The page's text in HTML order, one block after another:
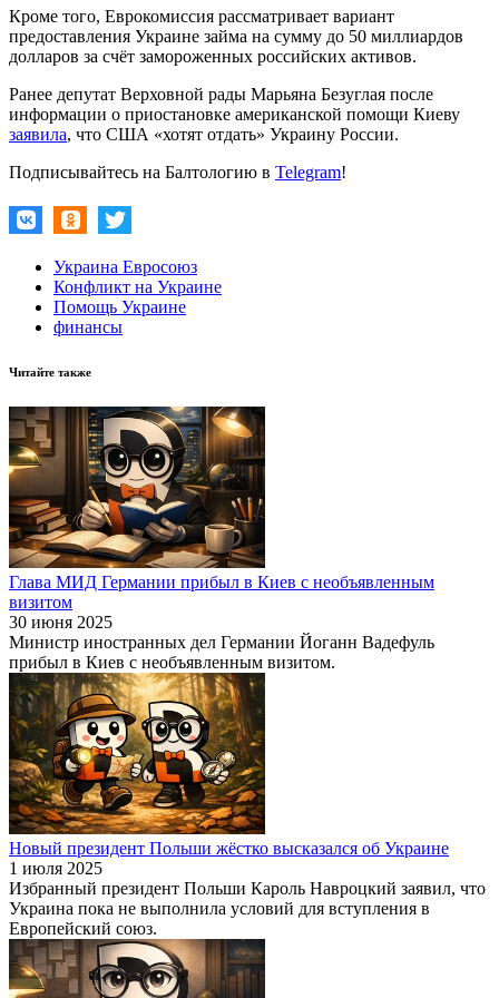
Кроме того, Еврокомиссия рассматривает вариант
предоставления Украине займа на сумму до 50 миллиардов
долларов за счёт замороженных российских активов.
Ранее депутат Верховной рады Марьяна Безуглая после
информации о приостановке американской помощи Киеву
заявила, что США «хотят отдать» Украину России.
Подписывайтесь на Балтологию в Telegram!
Украина Евросоюз
Конфликт на Украине
Помощь Украине
финансы
Читайте также
Глава МИД Германии прибыл в Киев с необъявленным
визитом
30 июня 2025
Министр иностранных дел Германии Йоганн Вадефуль
прибыл в Киев с необъявленным визитом.
Новый президент Польши жёстко высказался об Украине
1 июля 2025
Избранный президент Польши Кароль Навроцкий заявил, что
Украина пока не выполнила условий для вступления в
Европейский союз.